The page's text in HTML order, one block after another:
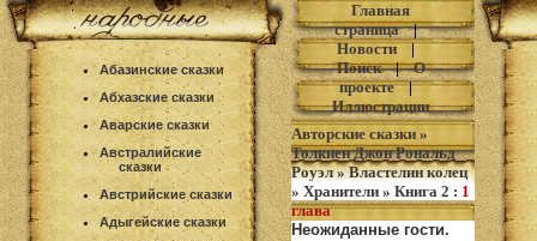
Абазинские сказки
Абхазские сказки
Аварские сказки
Австралийские
сказки
Австрийские сказки
Адыгейские сказки
Главная
страница|
Новости|
Поиск|О
проекте|
Иллюстрации
Авторские сказки »
Толкиен Джон Рональд
Роуэл»Властелин колец
» Хранители » Книга 2 : 1
глава
Неожиданные гости.